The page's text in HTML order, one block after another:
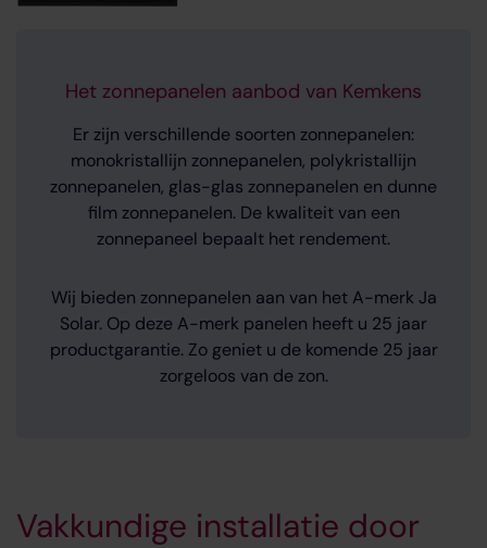
Het zonnepanelen aanbod van Kemkens
Er zijn verschillende soorten zonnepanelen:
monokristallijn zonnepanelen, polykristallijn
zonnepanelen, glas-glas zonnepanelen en dunne
film zonnepanelen. De kwaliteit van een
zonnepaneel bepaalt het rendement.
Wij bieden zonnepanelen aan van het A-merk Ja
Solar. Op deze A-merk panelen heeft u 25 jaar
productgarantie. Zo geniet u de komende 25 jaar
zorgeloos van de zon.
Vakkundige installatie door